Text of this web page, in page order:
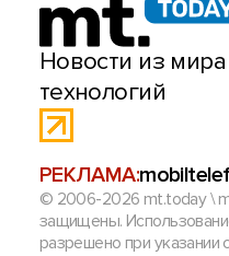
Новости из
технологий
РЕКЛАМА:
© 2006-2026 mt.today \
защищены.
разрешено при указании